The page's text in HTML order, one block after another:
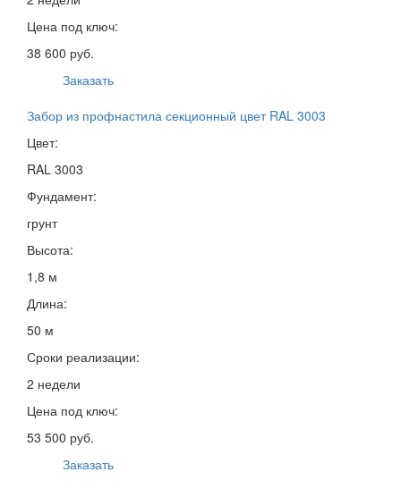
Цена под ключ:
38 600 руб.
Заказать
Забор из профнастила секционный цвет RAL 3003
Цвет:
RAL 3003
Фундамент:
грунт
Высота:
1,8 м
Длина:
50 м
Сроки реализации:
2 недели
Цена под ключ:
53 500 руб.
Заказать